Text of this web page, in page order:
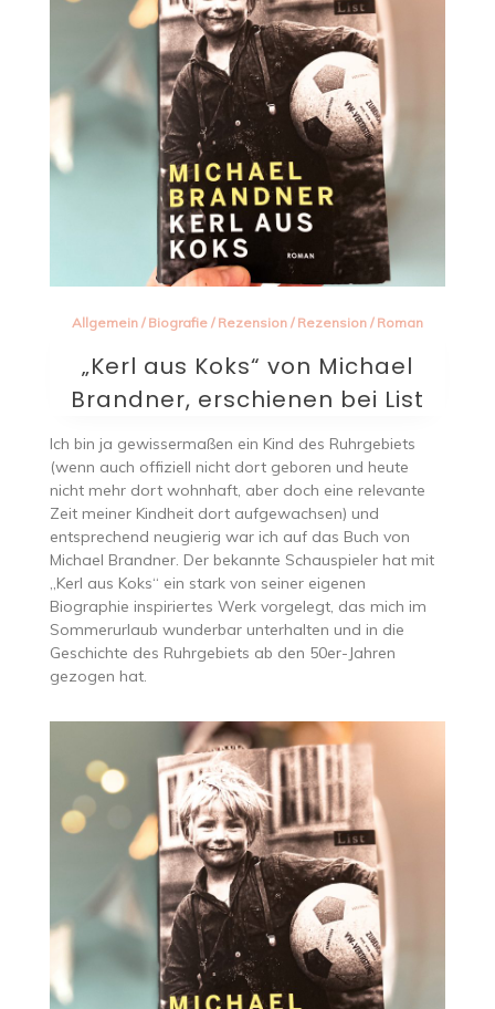
Allgemein/ Biografie/ Rezension/ Rezension/ Roman
„Kerl aus Koks“ von Michael
Brandner, erschienen bei List
Ich bin ja gewissermaßen ein Kind des Ruhrgebiets
(wenn auch offiziell nicht dort geboren und heute
nicht mehr dort wohnhaft, aber doch eine relevante
Zeit meiner Kindheit dort aufgewachsen) und
entsprechend neugierig war ich auf das Buch von
Michael Brandner. Der bekannte Schauspieler hat mit
„Kerl aus Koks“ ein stark von seiner eigenen
Biographie inspiriertes Werk vorgelegt, das mich im
Sommerurlaub wunderbar unterhalten und in die
Geschichte des Ruhrgebiets ab den 50er-Jahren
gezogen hat.